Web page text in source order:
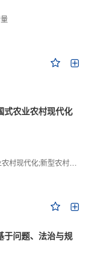
式农业农村现代化
经济;城乡融合发展;新质生产力
问题、法治与规